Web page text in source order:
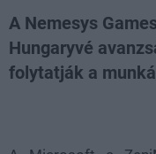
A Nemesys
Hungaryvé
folytatják a